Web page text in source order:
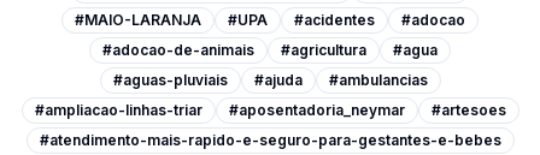
#MAIO-LARANJA
#UPA #acidentes
#adocao
#adocao-de-animais
#agricultura
#agua
#aguas-pluviais
#ajuda
#ambulancias
#ampliacao-linhas-triar
#aposentadoria_neymar
#artesoes
#atendimento-mais-rapido-e-seguro-para-gestantes-e-bebes